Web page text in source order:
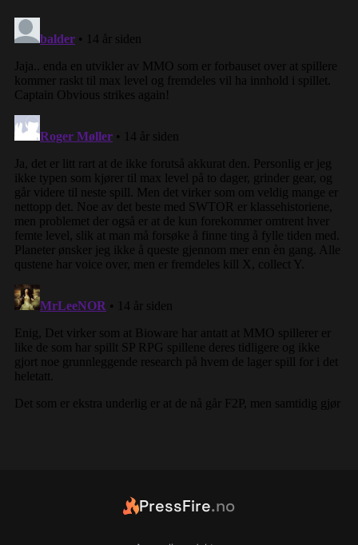
PressFire.no